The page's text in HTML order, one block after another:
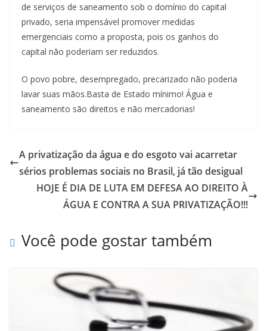
de serviços de saneamento sob o domínio do capital
privado, seria impensável promover medidas
emergenciais como a proposta, pois os ganhos do
capital não poderiam ser reduzidos.
O povo pobre, desempregado, precarizado não poderia
lavar suas mãos.Basta de Estado mínimo! Água e
saneamento são direitos e não mercadorias!
A privatização da água e do esgoto vai acarretar
sérios problemas sociais no Brasil, já tão desigual
HOJE É DIA DE LUTA EM DEFESA AO DIREITO À
ÁGUA E CONTRA A SUA PRIVATIZAÇÃO!!!
Você pode gostar também